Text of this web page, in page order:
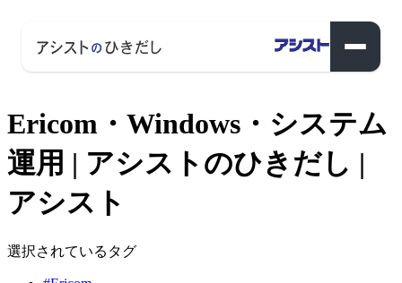
Ericom・Windows・システム
運用 | アシストのひきだし |
アシスト
選択されているタグ